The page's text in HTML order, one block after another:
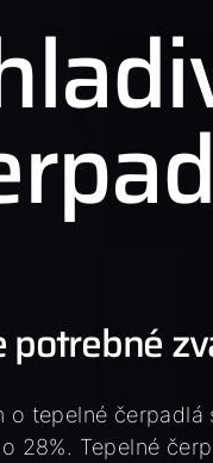
potrebné
o tepelné
28%. Tepelné